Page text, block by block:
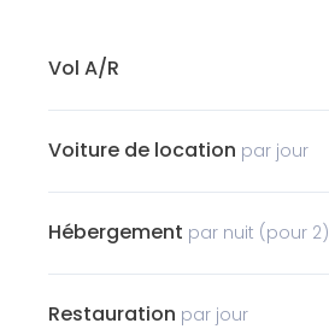
Vol A/R
Voiture de location par jour
Hébergement par nuit (pour 2)
Restauration par jour